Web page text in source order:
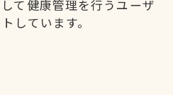
て健康管理を行うユーザ
しています。